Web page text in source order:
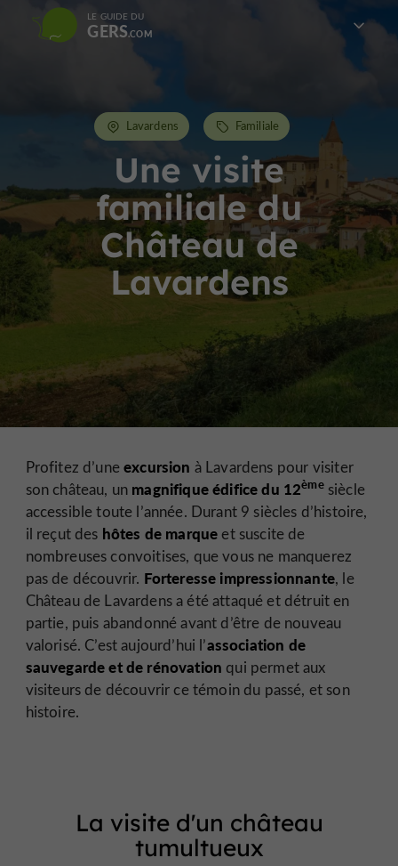
LE GUIDE DU
GERS
Une visite
familiale du
Château de
Lavardens
Lavardens Familiale
Profitez d’uneexcursion à Lavardens pour visiter
son château, un magnifique édifice du 12èmesiècle
accessible toute l’année. Durant 9 siècles d’histoire,
il reçut des hôtes de marqueet suscite de
nombreuses convoitises, que vous ne manquerez
pas de découvrir. Forteresse impressionnante, le
Château de Lavardens a été attaqué et détruit en
partie, puis abandonné avant d’être de nouveau
valorisé. C’est aujourd’hui l’association de
sauvegarde et de rénovation qui permet aux
visiteurs de découvrir ce témoin du passé, et son
histoire.
La visite d'un château
tumultueux